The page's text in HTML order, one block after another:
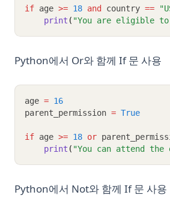
if age >= 18 and country ==
print ( "You are eligible
Python에서 Or와 함께 If 문 사용
age = 16
parent_permission = True
if age >= 18 or
print ( "You can attend the
Python에서 Not와 함께 If 문 사용